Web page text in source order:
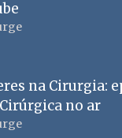
na Cirurgia:
no ar